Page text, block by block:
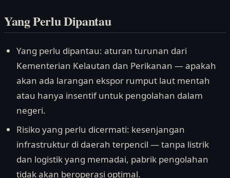
Yang Perlu Dipantau
Yang perlu dipantau: aturan turunan dari
Kementerian Kelautan dan Perikanan — apakah
akan ada larangan ekspor rumput laut mentah
atau hanya insentif untuk pengolahan dalam
negeri.
Risiko yang perlu dicermati: kesenjangan
infrastruktur di daerah terpencil — tanpa listrik
dan logistik yang memadai, pabrik pengolahan
tidak akan beroperasi optimal.